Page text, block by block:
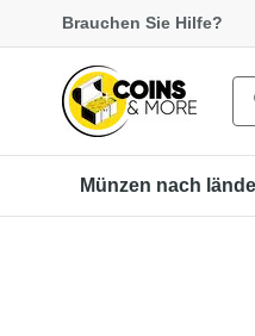
Brauchen Sie Hilfe?
Münzen nach